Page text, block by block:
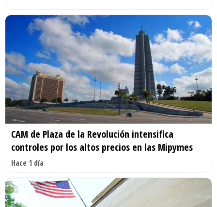
CAM de Plaza de la Revolución intensifica
controles por los altos precios en las Mipymes
Hace 1 día